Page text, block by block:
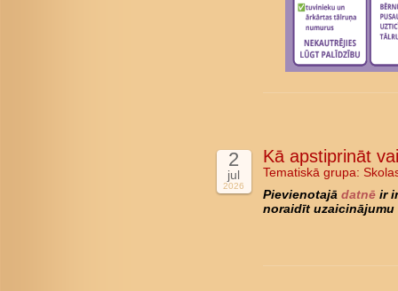
2
jul
2026
Kā apstiprināt
Tematiskā grupa:
Pievienotajā datnē ir
noraidīt uzaicinājumu